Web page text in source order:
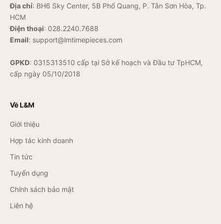
Địa chỉ: BH6 Sky Center, 5B Phổ Quang, P. Tân Sơn Hòa, Tp.
HCM
Điện thoại: 028.2240.7688
Email: support@lmtimepieces.com
GPKD: 0315313510 cấp tại Sở kế hoạch và Đầu tư TpHCM,
cấp ngày 05/10/2018
Về L&M
Giới thiệu
Hợp tác kinh doanh
Tin tức
Tuyển dụng
Chính sách bảo mật
Liên hệ